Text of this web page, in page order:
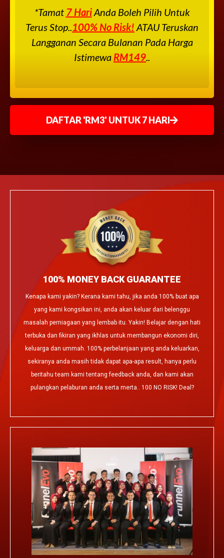
*Tamat 7 HariAnda Boleh Pilih Untuk
Terus Stop..100% No Risk! ATAU Teruskan
Langganan Secara Bulanan Pada Harga
Istimewa RM149..
DAFTAR 'RM3' UNTUK 7 HARI
100% MONEY BACK GUARANTEE
Kenapa kami yakin? Kerana kami tahu, jika anda 100% buat apa
yang kami kongsikan ini, anda akan keluar dari belenggu
masalah perniagaan yang lembab itu. Yakin! Belajar dengan hati
terbuka dan fikiran yang ikhlas untuk membangun ekonomi diri,
keluarga dan ummah. 100% perbelanjaan yang anda keluarkan,
sekiranya anda masih tidak dapat apa-apa result, hanya perlu
beritahu team kami tentang feedback anda, dan kami akan
pulangkan pelaburan anda serta merta.. 100 NO RISK! Deal?